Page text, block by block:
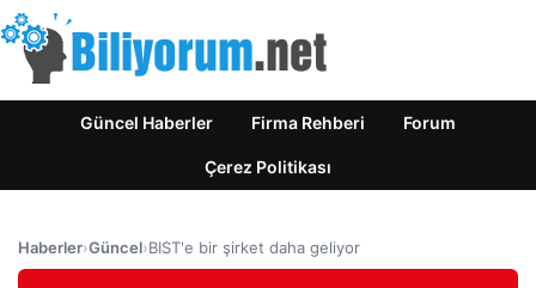
Güncel Haberler Firma Rehberi Forum
Çerez Politikası
Haberler›Güncel›BIST'e bir şirket daha geliyor